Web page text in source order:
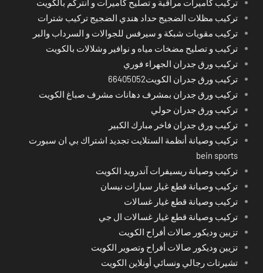
تركيب كاميرات مراقبة و تصليح كاميرات و انتركم بالكويت
تركيب مظلات الضجيج حداد هندي الضجيج تركيب شترات
تركيب مقويات شبكة و سيرفس للجوالات و السرداب والبر
تركيب و تصليح مضخات مياه و نوافير وشلالات بالكويت
تركيب ورق جدران الجهراء فوري
تركيب ورق جدران الكويت66405052
تركيب ورق جدران بمشرف دهانات مشرف صباغ الكويت
تركيب ورق جدران حولي
تركيب ورق جدران فاخر مبارك الكبير
تركيب وصيانة أنظمة الستلايت تجديد اشتراك بي ان سبورت
bein sports
تركيب وصيانة ريسيفرات آندرويد الكويت
تركيب وصيانة قطع غيار سيارات نيسان
تركيب وصيانة قطع غيار غسالات
تركيب وصيانة قطع غيار غسالات ال جي
تزيين وديكور صالات أفراح الكويت
تزيين وديكور صالات أفراح وتصوير الكويت
تشيرتات رجالي ونسائي أونلاين الكويت